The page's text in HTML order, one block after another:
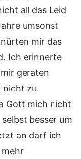
all das Leid
umsonst
mir das
Ich erinnerte
geraten
nicht zu
Gott mich nicht
besser um
an darf ich